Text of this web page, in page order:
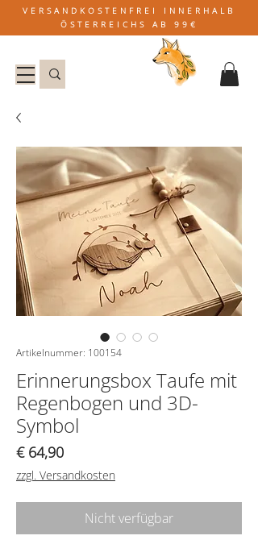
VERSANDKOSTENFREI INNERHALB
ÖSTERREICHS AB 99€
Artikelnummer: 100154
Erinnerungsbox Taufe mit
Regenbogen und 3D-
Symbol
€ 64,90Preis
zzgl. Versandkosten
Nicht verfügbar